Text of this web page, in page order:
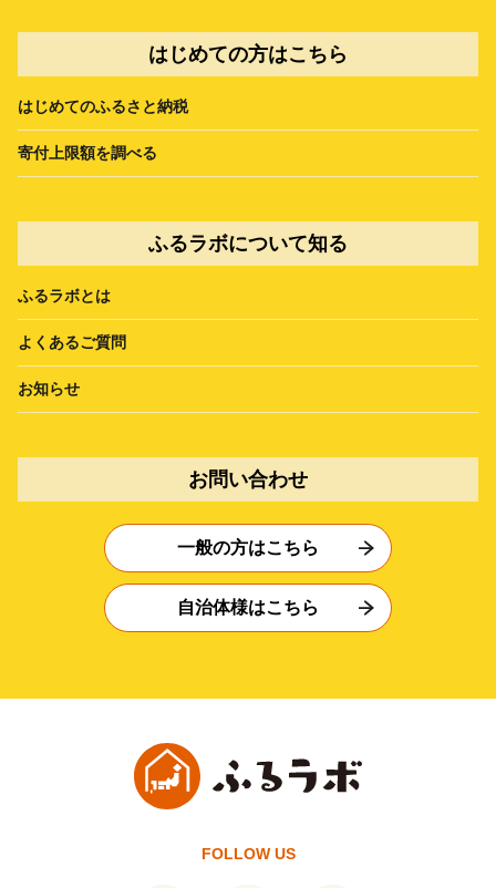
はじめての方はこちら
はじめてのふるさと納税
寄付上限額を調べる
ふるラボについて知る
ふるラボとは
よくあるご質問
お知らせ
お問い合わせ
一般の方はこちら
自治体様はこちら
FOLLOW US